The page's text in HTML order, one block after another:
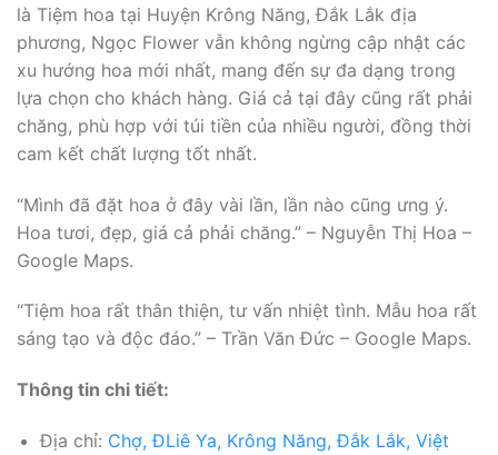
là Tiệm hoa tại Huyện Krông Năng, Đắk Lắk địa
phương, Ngọc Flower vẫn không ngừng cập nhật các
xu hướng hoa mới nhất, mang đến sự đa dạng trong
lựa chọn cho khách hàng. Giá cả tại đây cũng rất phải
chăng, phù hợp với túi tiền của nhiều người, đồng thời
cam kết chất lượng tốt nhất.
“Mình đã đặt hoa ở đây vài lần, lần nào cũng ưng ý.
Hoa tươi, đẹp, giá cả phải chăng.” – Nguyễn Thị Hoa –
Google Maps.
“Tiệm hoa rất thân thiện, tư vấn nhiệt tình. Mẫu hoa rất
sáng tạo và độc đáo.” – Trần Văn Đức – Google Maps.
Thông tin chi tiết:
Địa chỉ: Chợ, ĐLiê Ya, Krông Năng, Đắk Lắk, Việt